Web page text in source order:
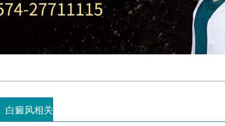
白癜风相关